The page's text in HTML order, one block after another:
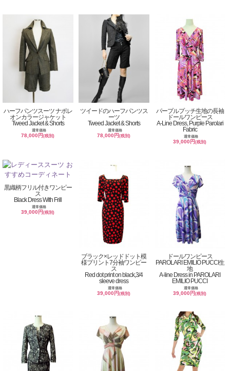
ハーフパンツスーツ ナポレ
オンカラージャケット
Tweed Jacket & Shorts
通常価格
78,000円(税別)
ツイードのハーフパンツス
ーツ
Tweed Jacket & Shorts
通常価格
78,000円(税別)
パープルプッチ生地の長袖
ドールワンピース
A-Line Dress, Purple Parolari
Fabric
通常価格
39,000円(税別)
黒織柄フリル付きワンピー
ス
Black Dress With Frill
通常価格
39,000円(税別)
ブラック×レッドドット模
様プリント7分袖ワンピー
ス
Red dot print on black,3/4
sleeve dress
通常価格
39,000円(税別)
ドールワンピース
PAROLARI EMILIO PUCCI生
地
A-line Dress in PAROLARI
EMILIO PUCCI
通常価格
39,000円(税別)